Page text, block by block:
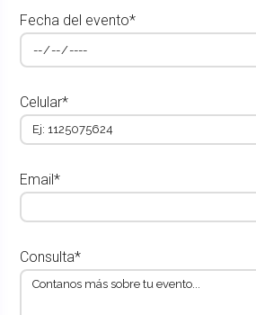
Fecha del evento*
Celular*
Email*
Consulta*